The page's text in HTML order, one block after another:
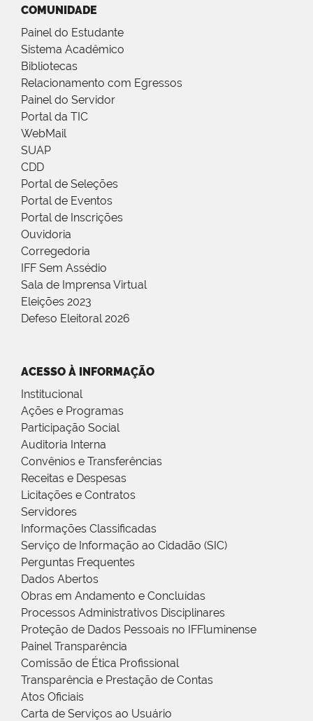
COMUNIDADE
Painel do Estudante
Sistema Acadêmico
Bibliotecas
Relacionamento com Egressos
Painel do Servidor
Portal da TIC
WebMail
SUAP
CDD
Portal de Seleções
Portal de Eventos
Portal de Inscrições
Ouvidoria
Corregedoria
IFF Sem Assédio
Sala de Imprensa Virtual
Eleições 2023
Defeso Eleitoral 2026
ACESSO À INFORMAÇÃO
Institucional
Ações e Programas
Participação Social
Auditoria Interna
Convênios e Transferências
Receitas e Despesas
Licitações e Contratos
Servidores
Informações Classificadas
Serviço de Informação ao Cidadão (SIC)
Perguntas Frequentes
Dados Abertos
Obras em Andamento e Concluídas
Processos Administrativos Disciplinares
Proteção de Dados Pessoais no IFFluminense
Painel Transparência
Comissão de Ética Profissional
Transparência e Prestação de Contas
Atos Oficiais
Carta de Serviços ao Usuário